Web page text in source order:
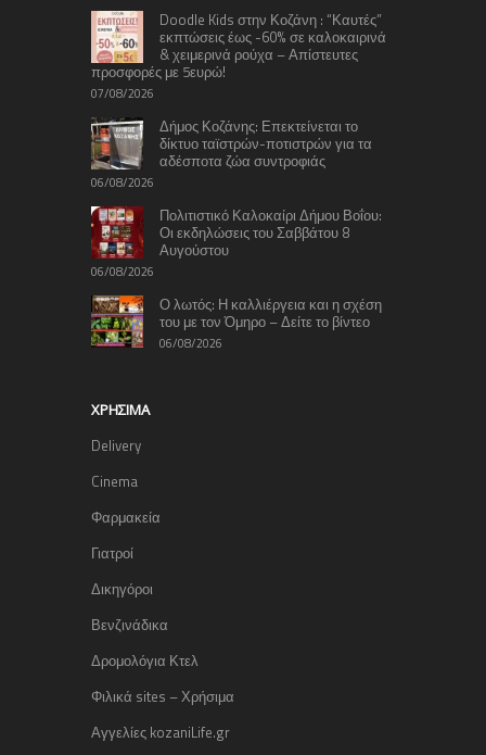
Doodle Kids στην Κοζάνη : “Καυτές”
εκπτώσεις έως -60% σε καλοκαιρινά
& χειμερινά ρούχα – Απίστευτες
προσφορές με 5ευρώ!
07/08/2026
Δήμος Κοζάνης: Επεκτείνεται το
δίκτυο ταϊστρών-ποτιστρών για τα
αδέσποτα ζώα συντροφιάς
06/08/2026
Πολιτιστικό Καλοκαίρι Δήμου Βοΐου:
Οι εκδηλώσεις του Σαββάτου 8
Αυγούστου
06/08/2026
Ο λωτός: Η καλλιέργεια και η σχέση
του με τον Όμηρο – Δείτε το βίντεο
06/08/2026
ΧΡΉΣΙΜΑ
Delivery
Cinema
Φαρμακεία
Γιατροί
Δικηγόροι
Βενζινάδικα
Δρομολόγια Κτελ
Φιλικά sites – Χρήσιμα
Αγγελίες kozaniLife.gr